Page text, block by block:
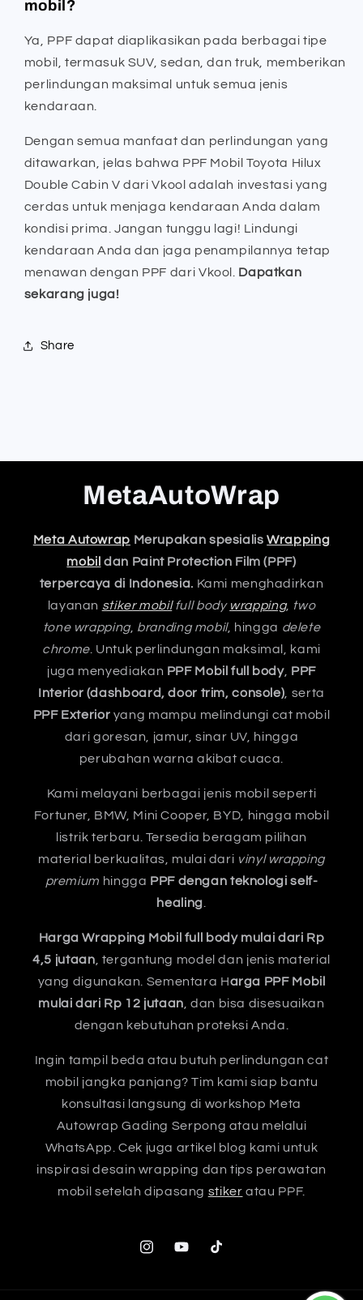
mobil?
Ya, PPF dapat diaplikasikan pada berbagai tipe
mobil, termasuk SUV, sedan, dan truk, memberikan
perlindungan maksimal untuk semua jenis
kendaraan.
Dengan semua manfaat dan perlindungan yang
ditawarkan, jelas bahwa PPF Mobil Toyota Hilux
Double Cabin V dari Vkool adalah investasi yang
cerdas untuk menjaga kendaraan Anda dalam
kondisi prima. Jangan tunggu lagi! Lindungi
kendaraan Anda dan jaga penampilannya tetap
menawan dengan PPF dari Vkool. Dapatkan
sekarang juga!
Share
MetaAutoWrap
Meta Autowrap Merupakan spesialisWrapping
mobil dan Paint Protection Film (PPF)
terpercaya di Indonesia. Kami menghadirkan
layanan stiker mobilfull body wrapping, two
tone wrapping, branding mobil, hingga delete
chrome. Untuk perlindungan maksimal, kami
juga menyediakan PPF Mobil full body, PPF
Interior (dashboard, door trim, console), serta
PPF Exterior yang mampu melindungi cat mobil
dari goresan, jamur, sinar UV, hingga
perubahan warna akibat cuaca.
Kami melayani berbagai jenis mobil seperti
Fortuner, BMW, Mini Cooper, BYD, hingga mobil
listrik terbaru. Tersedia beragam pilihan
material berkualitas, mulai dari vinyl wrapping
premium hingga PPF dengan teknologi self-
healing
Harga Wrapping Mobil full body mulai dari Rp
4,5 jutaan , tergantung model dan jenis material
yang digunakan. Sementara Harga PPF Mobil
mulai dari Rp 12 jutaan , dan bisa disesuaikan
dengan kebutuhan proteksi Anda.
Ingin tampil beda atau butuh perlindungan cat
mobil jangka panjang? Tim kami siap bantu
konsultasi langsung di workshop Meta
Autowrap Gading Serpong atau melalui
WhatsApp. Cek juga artikel blog kami untuk
inspirasi desain wrapping dan tips perawatan
mobil setelah dipasang stiker atau PPF.
InstagramYouTubeTikTok